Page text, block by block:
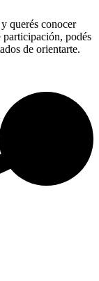
querés conocer
participación, podés
de orientarte.